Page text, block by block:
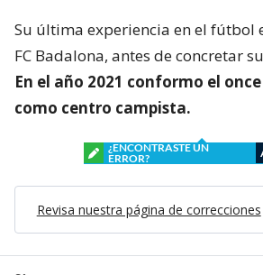
Su última experiencia en el fútbol
FC Badalona, antes de concretar
En el año 2021 conformo el
como centro campista.
¿ENCONTRASTE UN
ERROR?
Revisa nuestra página de correcciones